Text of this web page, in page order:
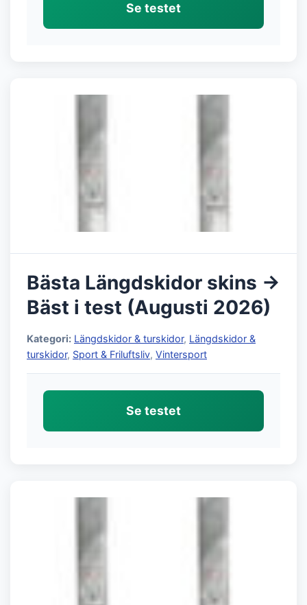
Se testet
Bästa Längdskidor skins →
Bäst i test (Augusti 2026)
Kategori: Längdskidor & turskidor, Längdskidor &
turskidor, Sport & Friluftsliv, Vintersport
Se testet